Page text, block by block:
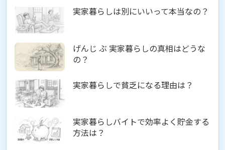
実家暮らしは別にいいって本当なの？
げんじ ぶ 実家暮らしの真相はどうな
の？
実家暮らしで貧乏になる理由は？
実家暮らしバイトで効率よく貯金する
方法は？